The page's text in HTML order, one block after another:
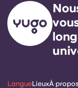
LangueLieuxÀ